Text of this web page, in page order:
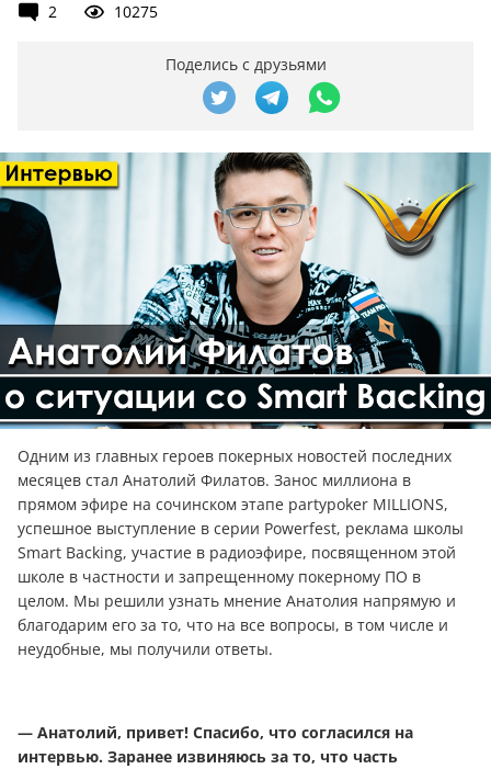
2
10275
Поделись с друзьями
Одним из главных героев покерных новостей последних
месяцев стал Анатолий Филатов. Занос миллиона в
прямом эфире на сочинском этапе partypoker MILLIONS,
успешное выступление в серии Powerfest, реклама школы
Smart Backing, участие в радиоэфире, посвященном этой
школе в частности и запрещенному покерному ПО в
целом. Мы решили узнать мнение Анатолия напрямую и
благодарим его за то, что на все вопросы, в том числе и
неудобные, мы получили ответы.
— Анатолий, привет! Спасибо, что согласился на
интервью. Заранее извиняюсь за то, что часть